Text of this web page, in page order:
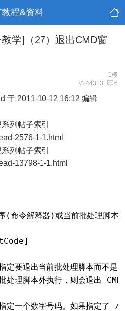
教程&资料
学]（27）退出CMD窗
1楼
44313 6
于 2011-10-12 16:12 编辑
列帖子索引
2576-1-1.html
列帖子索引
13798-1-1.html
(命令解释器)或当前批处理脚本
要退出当前批处理脚本而不是
理脚本外执行，则会退出
一个数字号码。如果指定了